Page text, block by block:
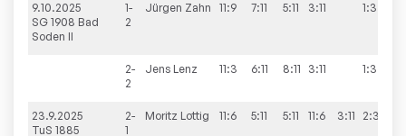
9.10.2025
SG 1908 Bad
Soden II
1-
2
Jürgen Zahn 11:9 7:11 5:11 3:11 1:3
2-
2
Jens Lenz 11:3 6:11 8:11 3:11 1:3
23.9.2025
TuS 1885
2-
1
Moritz Lottig 11:6 5:11 5:11 11:6 3:11 2:3